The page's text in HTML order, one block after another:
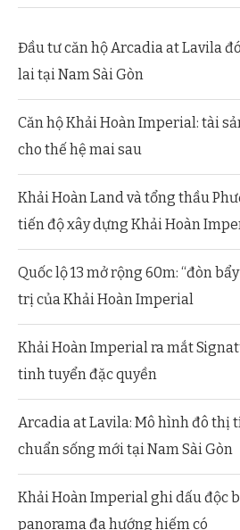
Đầu tư căn hộ Arcadia at Lavila
lai tại Nam Sài Gòn
Căn hộ Khải Hoàn Imperial: tài
cho thế hệ mai sau
Khải Hoàn Land và tổng thầu
tiến độ xây dựng Khải Hoàn
Quốc lộ 13 mở rộng 60m: “đòn
trị của Khải Hoàn Imperial
Khải Hoàn Imperial ra mắt
tinh tuyển đặc quyền
Arcadia at Lavila: Mô hình đô thị
chuẩn sống mới tại Nam Sài Gòn
Khải Hoàn Imperial ghi dấu độc
panorama đa hướng hiếm có